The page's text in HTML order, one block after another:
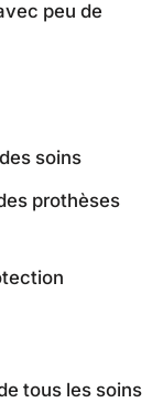
peu de
soins
prothèses
tous les soins